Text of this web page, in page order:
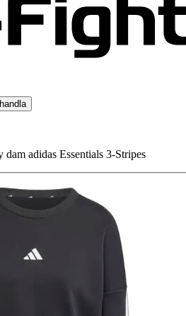
dam adidas Essentials 3-Stripes